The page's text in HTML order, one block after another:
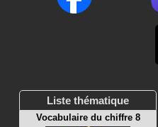
Liste thématique
Vocabulaire du chiffre 8